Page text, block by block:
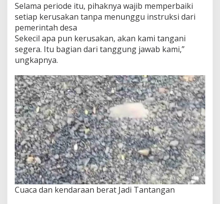
Selama periode itu, pihaknya wajib memperbaiki
setiap kerusakan tanpa menunggu instruksi dari
pemerintah desa
Sekecil apa pun kerusakan, akan kami tangani
segera. Itu bagian dari tanggung jawab kami,”
ungkapnya.
Cuaca dan kendaraan berat Jadi Tantangan